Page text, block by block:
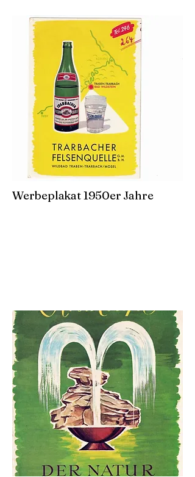
Werbeplakat 1950er Jahre